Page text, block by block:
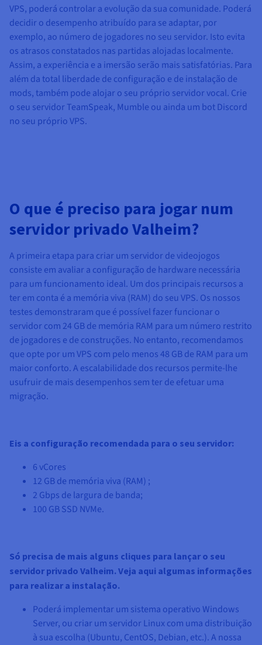
VPS, poderá controlar a evolução da sua comunidade. Poderá
decidir o desempenho atribuído para se adaptar, por
exemplo, ao número de jogadores no seu servidor. Isto evita
os atrasos constatados nas partidas alojadas localmente.
Assim, a experiência e a imersão serão mais satisfatórias. Para
além da total liberdade de configuração e de instalação de
mods, também pode alojar o seu próprio servidor vocal. Crie
o seu servidor TeamSpeak, Mumble ou ainda um bot Discord
no seu próprio VPS.
O que é preciso para jogar num
servidor privado Valheim?
A primeira etapa para criar um servidor de videojogos
consiste em avaliar a configuração de hardware necessária
para um funcionamento ideal. Um dos principais recursos a
ter em conta é a memória viva (RAM) do seu VPS. Os nossos
testes demonstraram que é possível fazer funcionar o
servidor com 24 GB de memória RAM para um número restrito
de jogadores e de construções. No entanto, recomendamos
que opte por um VPS com pelo menos 48 GB de RAM para um
maior conforto. A escalabilidade dos recursos permite-lhe
usufruir de mais desempenhos sem ter de efetuar uma
migração.
Eis a configuração recomendada para o seu servidor:
6 vCores
12 GBde memória viva (RAM) ;
2 Gbps de largura de banda;
100 GBSSD NVMe.
Só precisa de mais alguns cliques para lançar o seu
servidor privado Valheim. Veja aqui algumas informações
para realizar a instalação.
Poderá implementar um sistema operativo Windows
Server, ou criar um servidor Linux com uma distribuição
à sua escolha (Ubuntu, CentOS, Debian, etc.). A nossa